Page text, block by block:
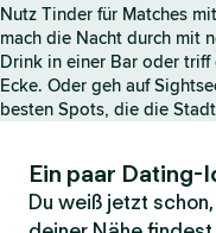
e
i
t
e
Nutz Tinder für Matches
mach die Nacht durch mit
Drink in einer Bar oder
Ecke. Oder geh auf
besten Spots, die die
Ein paar Dating-
Du weiß jetzt